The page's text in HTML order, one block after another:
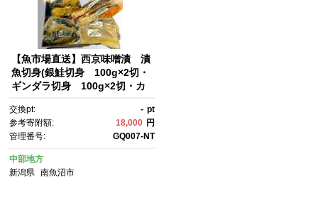
【魚市場直送】西京味噌漬 漬
魚切身(銀鮭切身 100g×2切・
ギンダラ切身 100g×2切・カ
+ボイルほたて(50g×4玉)セッ
ト
交換pt: - pt
参考寄附額:
18,000 円
管理番号:
GQ007-NT
中部地方
新潟県
南魚沼市